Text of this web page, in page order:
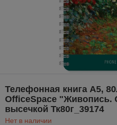
Телефонная книга А5,
OfficeSpace "Живопись.
высечкой Тк80г_39174
Нет в наличии